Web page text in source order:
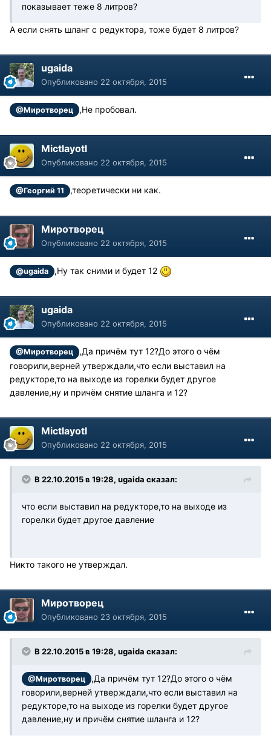
показывает теже 8 литров?
А если снять шланг с редуктора, тоже будет 8 литров?
ugaida
Опубликовано 22 октября, 2015
@Миротворец ,Не пробовал.
Mictlayotl
Опубликовано 22 октября, 2015
@Георгий 11 ,теоретически ни как.
Миротворец
Опубликовано 22 октября, 2015
@ugaida ,Ну так сними и будет 12
ugaida
Опубликовано 22 октября, 2015
@Миротворец
,Да причём тут 12?До этого о чём
говорили,верней утверждали,что если выставил на
редукторе,то на выходе из горелки будет другое
давление,ну и причём снятие шланга и 12?
Mictlayotl
Опубликовано 22 октября, 2015
В 22.10.2015 в 19:28, ugaida сказал:
что если выставил на редукторе,то на выходе из
горелки будет другое давление
Никто такого не утверждал.
Миротворец
Опубликовано 23 октября, 2015
В 22.10.2015 в 19:28, ugaida сказал:
@Миротворец
,Да причём тут 12?До этого о чём
говорили,верней утверждали,что если выставил на
редукторе,то на выходе из горелки будет другое
давление,ну и причём снятие шланга и 12?